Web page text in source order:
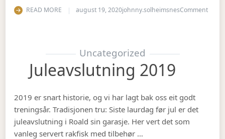
READ MORE august 19, 2020johnny.solheimsnesCommenton
Uncategorized
Juleavslutning 2019
2019 er snart historie, og vi har lagt bak oss eit godt
treningsår. Tradisjonen tru: Siste laurdag før jul er det
juleavslutning i Roald sin garasje. Her vert det som
vanleg servert rakfisk med tilbehør …